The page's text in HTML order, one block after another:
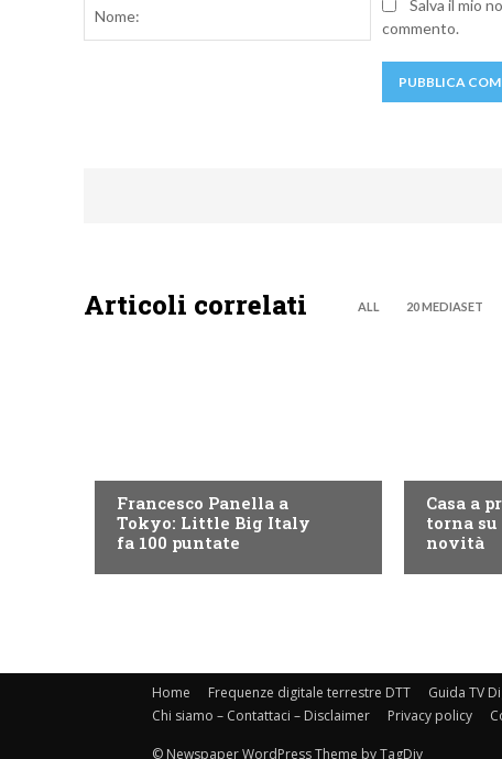
Salva il mio
commento.
Articoli correlati ALL 20 MEDIASET
Francesco Panella a
Tokyo: Little Big Italy
fa 100 puntate
Casa a
torna
novità
Home Frequenze digitale terrestre DTT Guida TV
Chi siamo – Contattaci – Disclaimer
Privacy policy
© Newspaper WordPress Theme by TagDiv